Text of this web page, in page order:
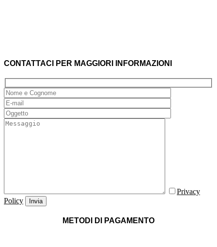
CONTATTACI PER MAGGIORI INFORMAZIONI
Privacy
Policy
Invia
METODI DI PAGAMENTO